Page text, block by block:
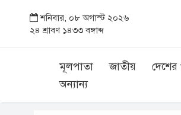
শনিবার, ০৮ অগাস্ট ২০২৬
২৪ শ্রাবণ ১৪৩৩ বঙ্গাব্দ
মূলপাতা জাতীয়
অন্যান্য